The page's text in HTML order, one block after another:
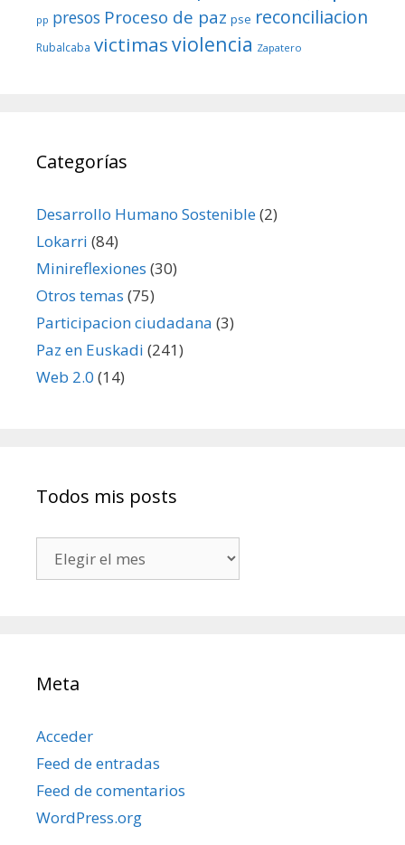
pp presos Proceso de paz pse reconciliacion
Rubalcaba victimasviolencia Zapatero
Categorías
Desarrollo Humano Sostenible(2)
Lokarri (84)
Minireflexiones (30)
Otros temas (75)
Participacion ciudadana (3)
Paz en Euskadi (241)
Web 2.0 (14)
Todos mis posts
mis
Meta
Acceder
Feed de entradas
Feed de comentarios
WordPress.org